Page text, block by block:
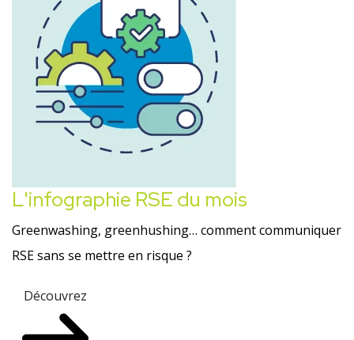
L'infographie RSE du mois
Greenwashing, greenhushing… comment communiquer
RSE sans se mettre en risque ?
Découvrez